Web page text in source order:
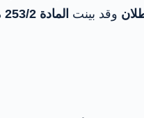
وقد بينت المادة 253/2 مرافعات